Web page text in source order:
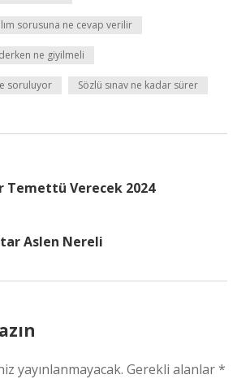
sorusuna ne cevap verilir
ne giyilmeli
soruluyor Sözlü sınav ne kadar sürer
Temettü Verecek 2024
Aslen Nereli
yayınlanmayacak. Gerekli alanlar*